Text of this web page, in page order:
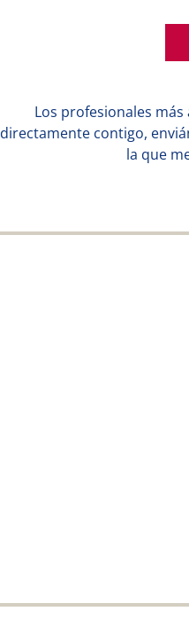
Los profesionales
directamente contigo,
la que